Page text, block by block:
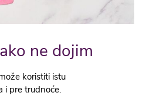
ne dojim
koristiti istu
i pre trudnoće.